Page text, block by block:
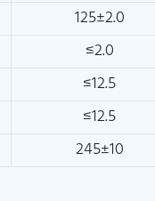
125±2.0
≤2.0
≤12.5
≤12.5
245±10